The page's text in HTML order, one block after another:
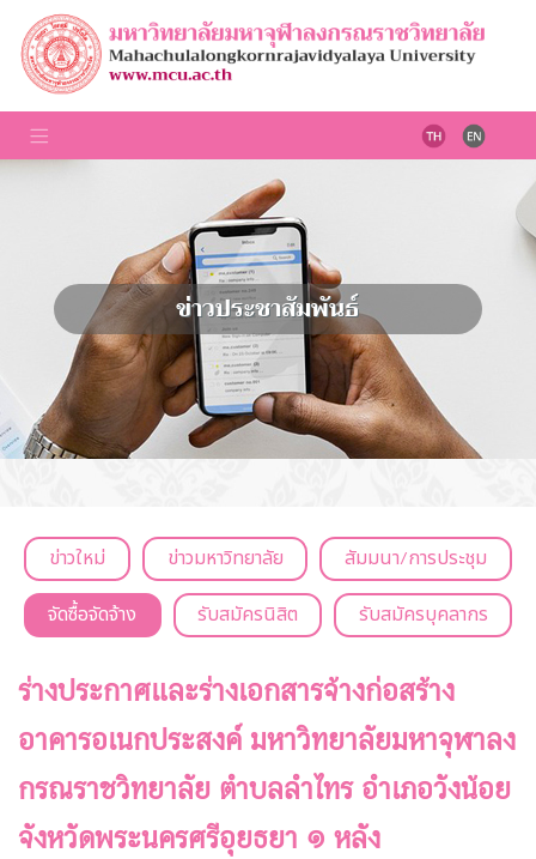
ข่าวประชาสัมพันธ์
ข่าวใหม่ ข่าวมหาวิทยาลัย
สัมมนา/การประชุม
จัดซื้อจัดจ้าง
รับสมัครนิสิต รับสมัครบุคลากร
ร่างประกาศและร่างเอกสารจ้างก่อสร้าง
อาคารอเนกประสงค์ มหาวิทยาลัยมหาจุฬาลง
กรณราชวิทยาลัย ตำบลลำไทร อำเภอวังน้อย
จังหวัดพระนครศรีอุยธยา ๑ หลัง